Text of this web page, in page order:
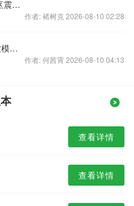
《明星梦工厂》12月5日江雨馨3区震撼开启
作者: 褚树克 2026-08-10 02:28
《征途》手游独创社交玩法不怕被模仿 从未被超越
作者: 何茜霄 2026-08-10 04:13
查看详情
查看详情